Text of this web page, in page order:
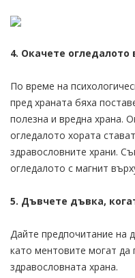
4. Окачете огледалото
По време на
пред храната бяха
полезна и вредна храна.
огледалото хората
здравословните храни.
огледалото с магнит
5. Дъвчете дъвка,
Дайте предпочитание на
като ментовите могат да
здравословната храна.